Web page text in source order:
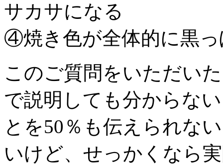
サカサになる
④焼き色が全体的に黒
このご質問をいただい
で説明しても分からな
とを50％も伝えられな
いけど、せっかくなら